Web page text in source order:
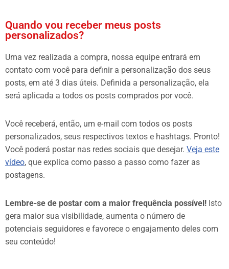
Quando vou receber meus posts
personalizados?
Uma vez realizada a compra, nossa equipe entrará em
contato com você para definir a personalização dos seus
posts, em até 3 dias úteis. Definida a personalização, ela
será aplicada a todos os posts comprados por você.
Você receberá, então, um e-mail com todos os posts
personalizados, seus respectivos textos e hashtags. Pronto!
Você poderá postar nas redes sociais que desejar. Veja este
vídeo, que explica como passo a passo como fazer as
postagens.
Lembre-se de postar com a maior frequência possível! Isto
gera maior sua visibilidade, aumenta o número de
potenciais seguidores e favorece o engajamento deles com
seu conteúdo!